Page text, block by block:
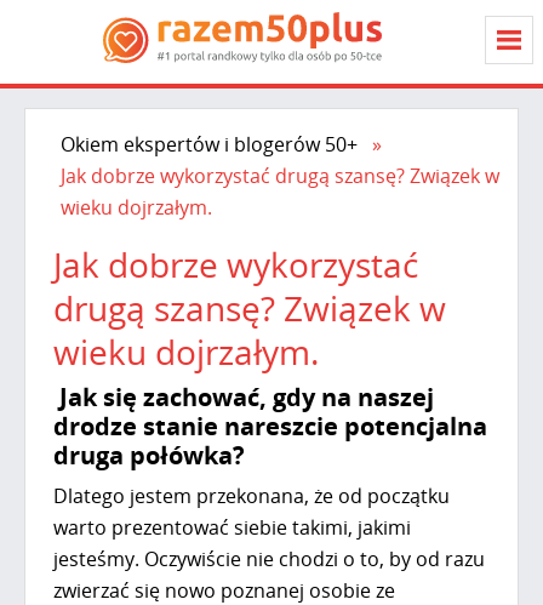
Okiem ekspertów i blogerów 50+
Jak dobrze wykorzystać drugą szansę? Związek w
wieku dojrzałym.
Jak dobrze wykorzystać
drugą szansę? Związek w
wieku dojrzałym.
Jak się zachować, gdy na naszej
drodze stanie nareszcie potencjalna
druga połówka?
Dlatego jestem przekonana, że od początku
warto prezentować siebie takimi, jakimi
jesteśmy. Oczywiście nie chodzi o to, by od razu
zwierzać się nowo poznanej osobie ze